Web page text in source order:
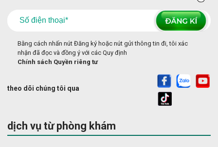
Bằng cách nhấn nút Đăng ký hoặc nút gửi thông tin đi, tôi xác
nhận đã đọc và đồng ý với các Quy định
Chính sách Quyền riêng tư
theo dõi chúng tôi qua
dịch vụ từ phòng khám